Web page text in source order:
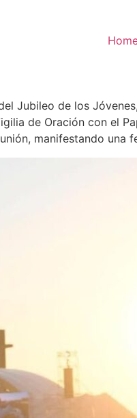
Jubileo de los Jóvenes,
de Oración con el
manifestando una